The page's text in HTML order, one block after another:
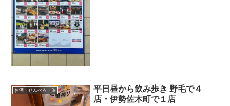
お酒・せんべろ・旅
平日昼から飲み歩き 野毛で４
店・伊勢佐木町で１店